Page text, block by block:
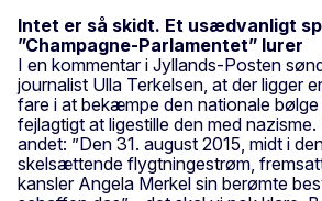
Intet er så skidt. Et usædvanligt
”Champagne-Parlamentet” lurer
I en kommentar i Jyllands-Posten
journalist Ulla Terkelsen, at der ligger
fare i at bekæmpe den nationale
fejlagtigt at ligestille den med
andet: ”Den 31. august 2015, midt i
skelsættende flygtningestrøm,
kansler Angela Merkel sin berømte